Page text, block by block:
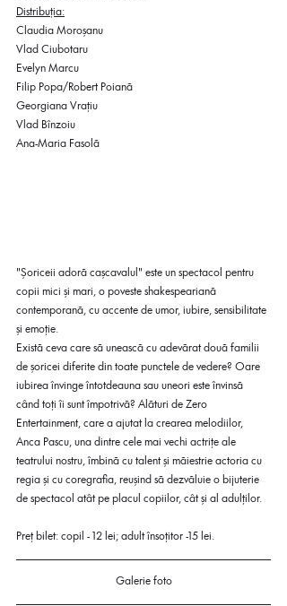
Distribuția:
Claudia Moroșanu
Vlad Ciubotaru
Evelyn Marcu
Filip Popa/Robert Poiană
Georgiana Vrațiu
Vlad Bînzoiu
Ana-Maria Fasolă
"Șoriceii adoră cașcavalul" este un spectacol pentru
copii mici și mari, o poveste shakespeariană
contemporană, cu accente de umor, iubire, sensibilitate
și emoție.
Există ceva care să unească cu adevărat două familii
de șoricei diferite din toate punctele de vedere? Oare
iubirea învinge întotdeauna sau uneori este învinsă
când toți îi sunt împotrivă? Alături de Zero
Entertainment, care a ajutat la crearea melodiilor,
Anca Pascu, una dintre cele mai vechi actrițe ale
teatrului nostru, îmbină cu talent și măiestrie actoria cu
regia și cu coregrafia, reușind să dezvăluie o bijuterie
de spectacol atât pe placul copiilor, cât și al adulților.
Preț bilet: copil - 12 lei; adult însoțitor -15 lei.
Galerie foto